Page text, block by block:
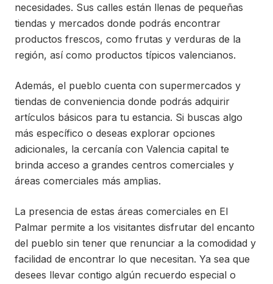
necesidades. Sus calles están llenas de pequeñas
tiendas y mercados donde podrás encontrar
productos frescos, como frutas y verduras de la
región, así como productos típicos valencianos.
Además, el pueblo cuenta con supermercados y
tiendas de conveniencia donde podrás adquirir
artículos básicos para tu estancia. Si buscas algo
más específico o deseas explorar opciones
adicionales, la cercanía con Valencia capital te
brinda acceso a grandes centros comerciales y
áreas comerciales más amplias.
La presencia de estas áreas comerciales en El
Palmar permite a los visitantes disfrutar del encanto
del pueblo sin tener que renunciar a la comodidad y
facilidad de encontrar lo que necesitan. Ya sea que
desees llevar contigo algún recuerdo especial o